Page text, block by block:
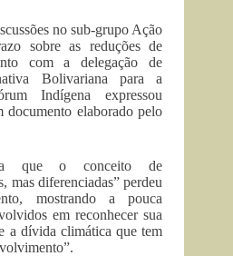
no sub-grupo Ação
sobre as reduções de
com a delegação de
Bolivariana para a
Indígena expressou
documento elaborado pelo
que o conceito de
mas diferenciadas” perdeu
mostrando a pouca
em reconhecer sua
a dívida climática que tem